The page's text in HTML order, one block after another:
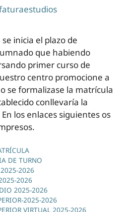
inicia el plazo de
que habiendo
primer curso de
centro promocione a
se formalizase la matrícula
conllevaría la
los enlaces siguientes os
DE TURNO
2026
2026
2025-2026
2025-2026
VIRTUAL 2025-2026